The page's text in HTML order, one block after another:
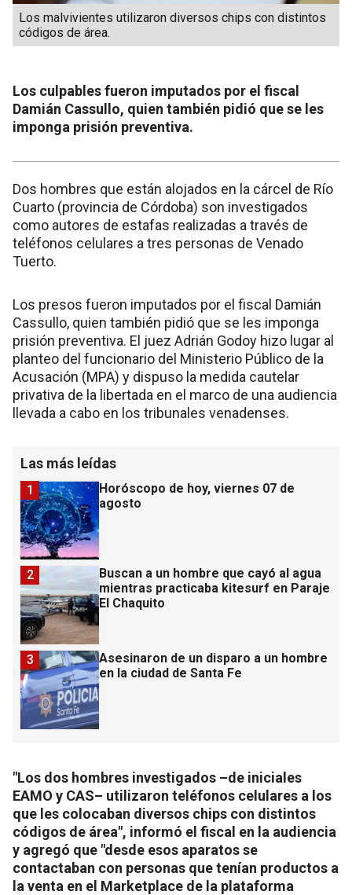
Los malvivientes utilizaron diversos chips con distintos
códigos de área.
Los culpables fueron imputados por el fiscal
Damián Cassullo, quien también pidió que se les
imponga prisión preventiva.
Dos hombres que están alojados en la cárcel de Río
Cuarto (provincia de Córdoba) son investigados
como autores de estafas realizadas a través de
teléfonos celulares a tres personas de Venado
Tuerto.
Los presos fueron imputados por el fiscal Damián
Cassullo, quien también pidió que se les imponga
prisión preventiva. El juez Adrián Godoy hizo lugar al
planteo del funcionario del Ministerio Público de la
Acusación (MPA) y dispuso la medida cautelar
privativa de la libertada en el marco de una audiencia
llevada a cabo en los tribunales venadenses.
Las más leídas
Horóscopo de hoy, viernes 07 de
agosto
1
Buscan a un hombre que cayó al agua
mientras practicaba kitesurf en Paraje
El Chaquito
2
Asesinaron de un disparo a un hombre
en la ciudad de Santa Fe
3
"Los dos hombres investigados –de iniciales
EAMO y CAS– utilizaron teléfonos celulares a los
que les colocaban diversos chips con distintos
códigos de área", informó el fiscal en la audiencia
y agregó que "desde esos aparatos se
contactaban con personas que tenían productos a
la venta en el Marketplace de la plataforma